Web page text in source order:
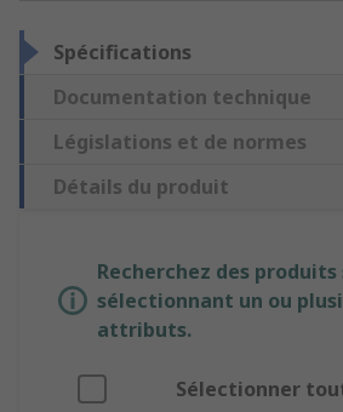
Spécifications
Documentation technique
Législations et de normes
Détails du produit
Recherchez des
sélectionnant un ou
attributs.
Sélectionner